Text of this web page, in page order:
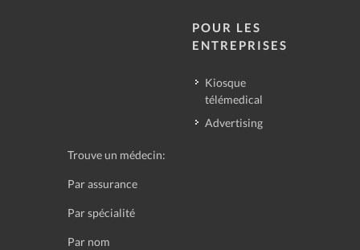
POUR LES
ENTREPRISES
Kiosque
télémedical
Advertising
Trouve un médecin:
Par assurance
Par spécialité
Par nom